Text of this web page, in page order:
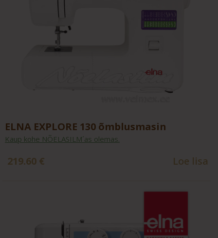
ELNA EXPLORE 130 õmblusmasin
Kaup kohe NÕELASILM´as olemas.
219.60 € Loe lisa